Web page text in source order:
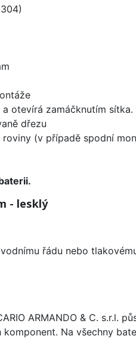
otevírá zamáčknutím sítka.
dřezu
(v případě spodní
- lesklý
řádu nebo
ARMANDO & C. s.r.l.
Na všechny